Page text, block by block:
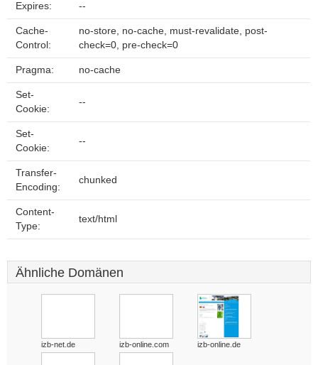
Expires: --
Cache-
Control:
no-store, no-cache, must-revalidate, post-
check=0, pre-check=0
Pragma: no-cache
Set-
Cookie:
--
Set-
Cookie:
--
Transfer-
Encoding:
chunked
Content-
Type:
text/html
Ähnliche Domänen
izb-net.de izb-online.com izb-online.de